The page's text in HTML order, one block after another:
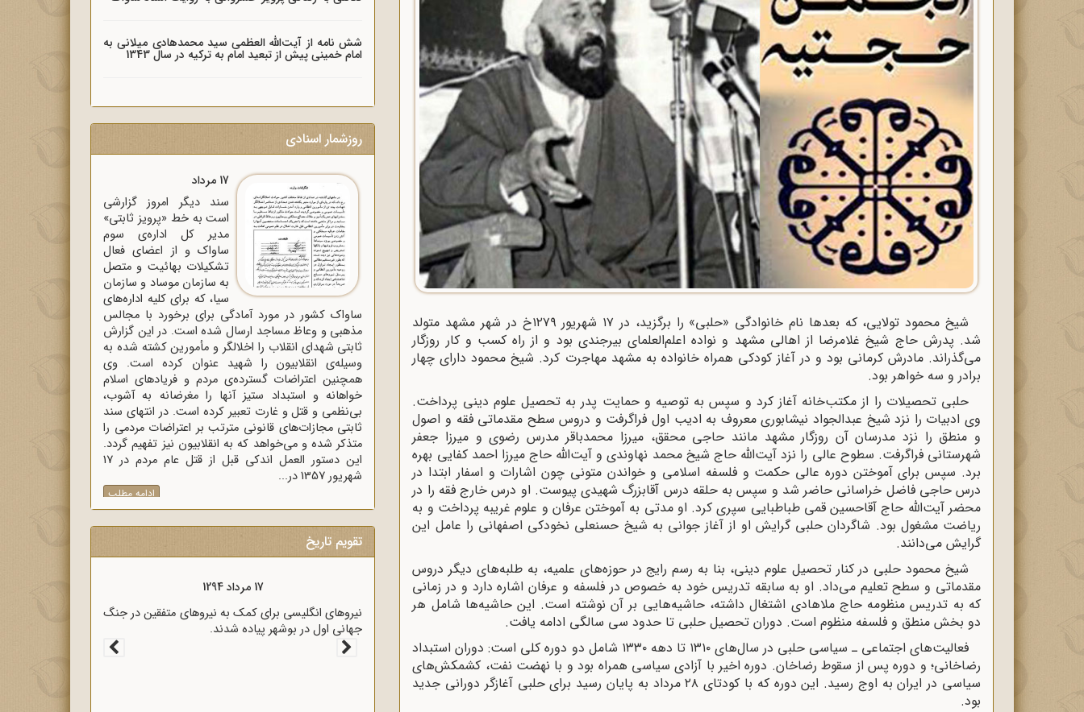
شیخ محمود تولایی، که بعدها نام خانوادگی «حلبی» را برگزید، در ۱۷ شهریور ۱۲۷۹خ در شهر مشهد متولد
شد. پدرش حاج شیخ غلامرضا از اهالی مشهد و نواده اعلم‌العلمای بیرجندی بود و از راه کسب و کار روزگار
می‌گذراند. مادرش کرمانی بود و در آغاز کودکی همراه خانواده به مشهد مهاجرت کرد. شیخ محمود دارای چهار
برادر و سه خواهر بود.
حلبی تحصیلات را از مکتب‌خانه آغاز کرد و سپس به توصیه و حمایت پدر به تحصیل علوم دینی پرداخت.
وی ادبیات را نزد شیخ عبدالجواد نیشابوری معروف به ادیب اول فراگرفت و دروس سطح مقدماتی فقه و اصول
و منطق را نزد مدرسان آن روزگار مشهد مانند حاجی محقق، میرزا محمدباقر مدرس رضوی و میرزا جعفر
شهرستانی فراگرفت. سطوح عالی را نزد آیت‌الله حاج شیخ محمد نهاوندی و آیت‌الله حاج میرزا احمد کفایی بهره
برد. سپس برای آموختن دوره عالی حکمت و فلسفه اسلامی و خواندن متونی چون اشارات و اسفار ابتدا در
درس حاجی فاضل خراسانی حاضر شد و سپس به حلقه درس آقابزرگ شهیدی پیوست. او درس خارج فقه را در
محضر آیت‌الله حاج آقاحسین قمی طباطبایی سپری کرد. او مدتی به آموختن عرفان و علوم غریبه پرداخت و به
ریاضت مشغول بود. شاگردان حلبی گرایش او از آغاز جوانی به شیخ حسنعلی نخودکی اصفهانی را عامل این
گرایش می‌دانند.
شیخ محمود حلبی در کنار تحصیل علوم دینی، بنا به رسم رایج در حوزه‌های علمیه، به طلبه‌های دیگر دروس
مقدماتی و سطح تعلیم می‌داد. او به سابقه تدریس خود به خصوص در فلسفه و عرفان اشاره دارد و در زمانی
که به تدریس منظومه حاج ملاهادی اشتغال داشته، حاشیه‌هایی بر آن نوشته است. این حاشیه‌ها شامل هر
دو بخش منطق و فلسفه منظوم است. دوران تحصیل حلبی تا حدود سی سالگی ادامه یافت.
فعالیت‌های اجتماعی ـ سیاسی حلبی در سال‌های ۱۳۱۰ تا دهه ۱۳۳۰ شامل دو دوره کلی است: دوران استبداد
رضاخانی؛ و دوره پس از سقوط رضاخان. دوره اخیر با آزادی سیاسی همراه بود و با نهضت نفت، کشمکش‌های
سیاسی در ایران به اوج رسید. این دوره که با کودتای ۲۸ مرداد به پایان رسید برای حلبی آغازگر دورانی جدید
بود.
شش نامه از آیت‌الله العظمی سید محمدهادی میلانی به
امام خمینی پیش از تبعید امام به ترکیه در سال 1343
روزشمار اسنادی
17 مرداد
سند دیگر امروز گزارشی
است به خط «پرویز ثابتی»
مدیر کل اداره‌ی سوم
ساواک و از اعضای فعال
تشکیلات بهائیت و متصل
به سازمان موساد و سازمان
سیا، که برای کلیه اداره‌های
ساواک‌ کشور در مورد آمادگی برای برخورد با مجالس
مذهبی و وعاظ مساجد ارسال شده است. در این گزارش
ثابتی شهدای انقلاب را اخلالگر و مأمورین کشته شده به
وسیله‌ی انقلابیون را شهید عنوان کرده است. وی
همچنین اعتراضات گسترده‌ی مردم و فریادهای اسلام
خواهانه و استبداد ستیز آنها را مغرضانه به آشوب،
بی‌نظمی و قتل و غارت تعبیر کرده است. در انتهای سند
ثابتی مجازات‌های قانونی مترتب بر اعتراضات مردمی را
متذکر شده و می‌خواهد که به انقلابیون نیز تفهیم گردد.
این دستور العمل اندکی قبل از قتل عام مردم در 17
شهریور 1357 در...
ادامه مطلب
تقویم تاریخ
17 مرداد 1298
قرارداد 1919 که عملاً ایران را مستعمره انگلستان می‌کرد،
به وسیله وثوق‌الدوله با انگلیسی‌ها امضا شد.